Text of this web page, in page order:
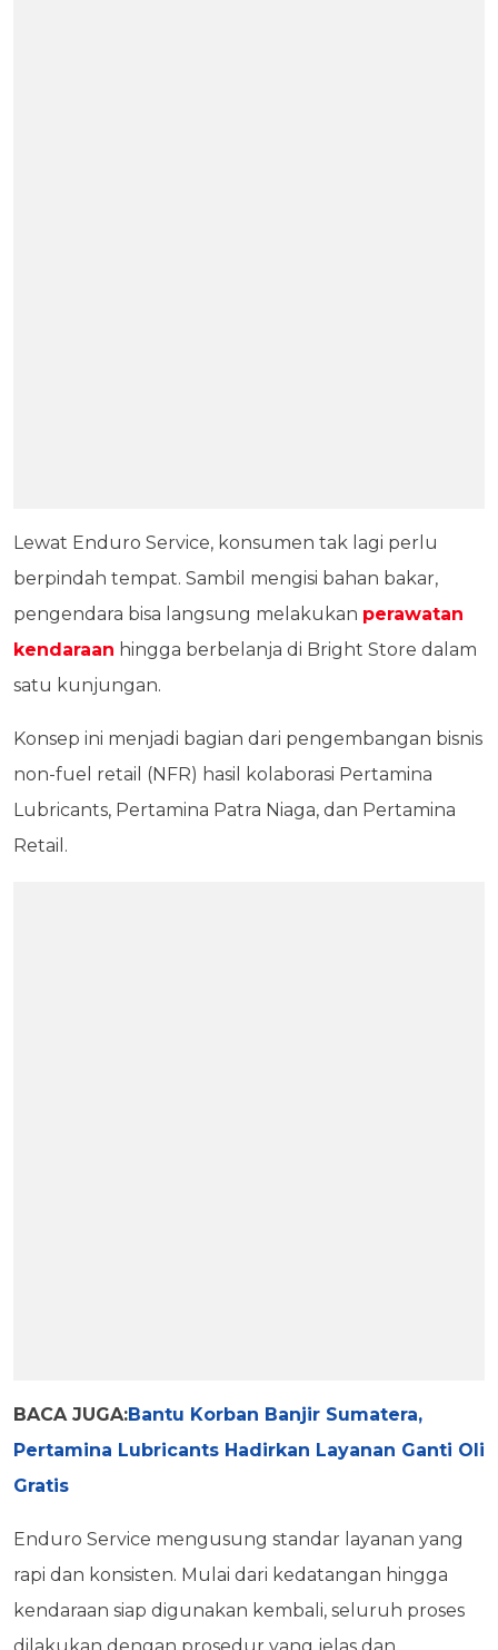
Lewat Enduro Service, konsumen tak lagi perlu
berpindah tempat. Sambil mengisi bahan bakar,
pengendara bisa langsung melakukan perawatan
kendaraan hingga berbelanja di Bright Store dalam
satu kunjungan.
Konsep ini menjadi bagian dari pengembangan bisnis
non-fuel retail (NFR) hasil kolaborasi Pertamina
Lubricants, Pertamina Patra Niaga, dan Pertamina
Retail.
BACA JUGA:Bantu Korban Banjir Sumatera,
Pertamina Lubricants Hadirkan Layanan Ganti Oli
Gratis
Enduro Service mengusung standar layanan yang
rapi dan konsisten. Mulai dari kedatangan hingga
kendaraan siap digunakan kembali, seluruh proses
dilakukan dengan prosedur yang jelas dan